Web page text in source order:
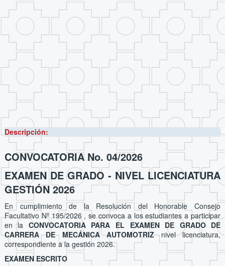
Descripción:
CONVOCATORIA No. 04/2026
EXAMEN DE GRADO - NIVEL LICENCIATURA
GESTIÓN 2026
En cumplimiento de la Resolución del Honorable Consejo
Facultativo Nº 195/2026 , se convoca a los estudiantes a participar
en la CONVOCATORIA PARA EL EXAMEN DE GRADO DE
CARRERA DE MECÁNICA AUTOMOTRIZnivel licenciatura,
correspondiente a la gestión 2026.
EXAMEN ESCRITO